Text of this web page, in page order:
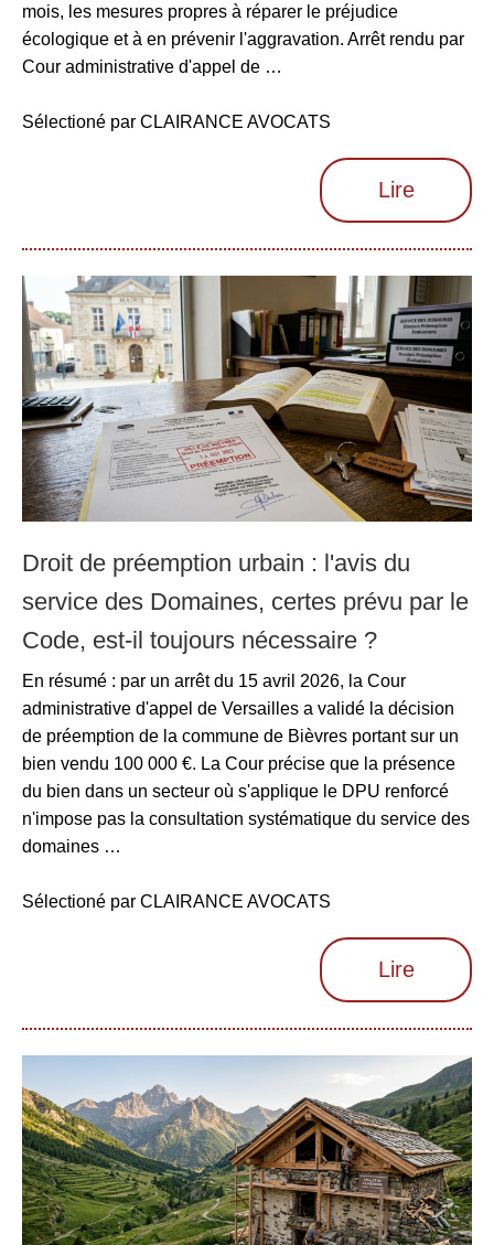
mois, les mesures propres à réparer le préjudice
écologique et à en prévenir l'aggravation. Arrêt rendu par
Cour administrative d'appel de …
Sélectioné par CLAIRANCE AVOCATS
Lire
Droit de préemption urbain : l'avis du
service des Domaines, certes prévu par le
Code, est-il toujours nécessaire ?
En résumé : par un arrêt du 15 avril 2026, la Cour
administrative d'appel de Versailles a validé la décision
de préemption de la commune de Bièvres portant sur un
bien vendu 100 000 €. La Cour précise que la présence
du bien dans un secteur où s'applique le DPU renforcé
n'impose pas la consultation systématique du service des
domaines …
Sélectioné par CLAIRANCE AVOCATS
Lire